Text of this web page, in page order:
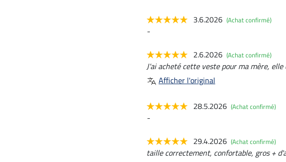
3.6.2026 (Achat confirmé)
-
2.6.2026 (Achat confirmé)
J'ai acheté cette veste pour ma mère,
Afficher l'original
28.5.2026 (Achat confirmé)
-
29.4.2026 (Achat confirmé)
taille correctement, confortable, gros +